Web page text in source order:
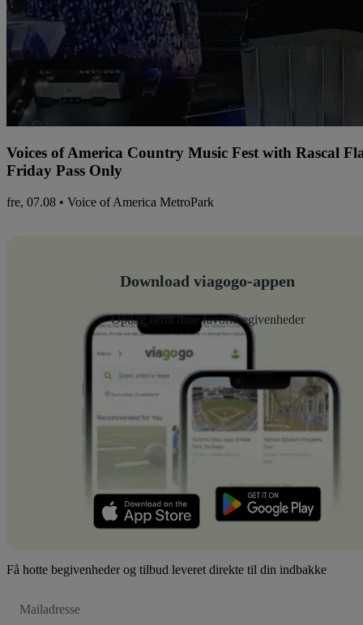
Voices of America Country Music Fest with Rascal
Friday Pass Only
fre, 07.08 • Voice of America MetroPark
Download viagogo-appen
Opdag nemt dine favoritbegivenheder
Få hotte begivenheder og tilbud leveret direkte til din indbakke
adresse